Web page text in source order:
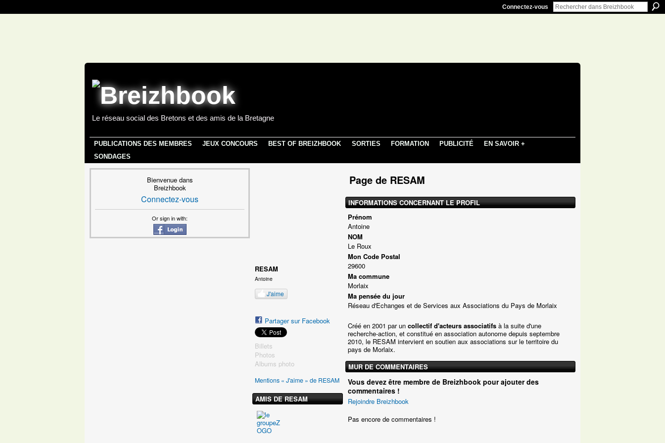
Connectez-vous
Le réseau social des Bretons et des amis de la Bretagne
PUBLICATIONS DES MEMBRES JEUX CONCOURS BEST OF BREIZHBOOK SORTIES FORMATION PUBLICITÉ
EN SAVOIR +
SONDAGES
Bienvenue dans
Breizhbook
Connectez-vous
Or sign in with:
RESAM
Antoine
J'aime
Partager sur Facebook
Billets
Photos
Albums photo
Mentions « J'aime » de RESAM
AMIS DE RESAM
Page de RESAM
INFORMATIONS CONCERNANT LE PROFIL
Prénom
Antoine
NOM
Le Roux
Mon Code Postal
29600
Ma commune
Morlaix
Ma pensée du jour
Réseau d'Echanges et de Services aux Associations du Pays de Morlaix
Créé en 2001 par un collectif d'acteurs associatifs à la suite d'une
recherche-action, et constitué en association autonome depuis septembre
2010, le RESAM intervient en soutien aux associations sur le territoire du
pays de Morlaix.
MUR DE COMMENTAIRES
Vous devez être membre de Breizhbook pour ajouter des
commentaires !
Rejoindre Breizhbook
Pas encore de commentaires !